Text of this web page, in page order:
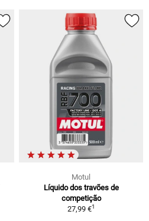
Motul
Líquido dos travões de
competição
27,99 €1